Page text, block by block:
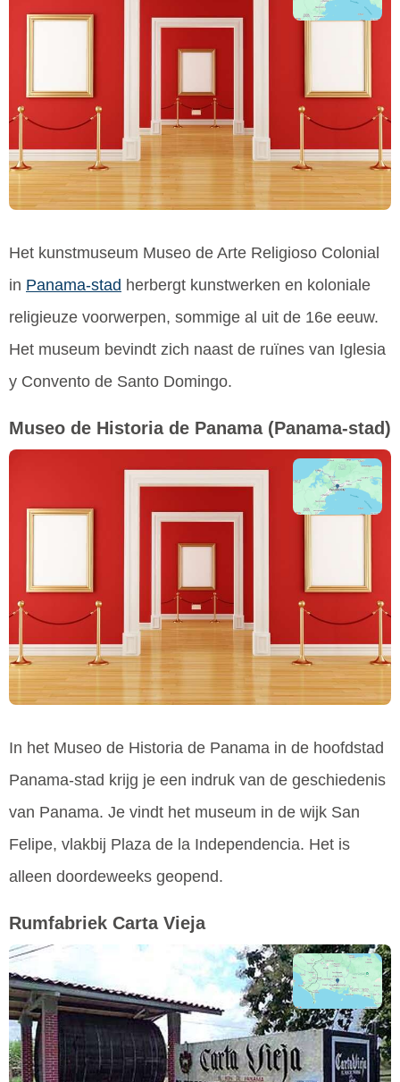
Het kunstmuseum Museo de Arte Religioso Colonial
in Panama-stad herbergt kunstwerken en koloniale
religieuze voorwerpen, sommige al uit de 16e eeuw.
Het museum bevindt zich naast de ruïnes van Iglesia
y Convento de Santo Domingo.
Museo de Historia de Panama (Panama-stad)
In het Museo de Historia de Panama in de hoofdstad
Panama-stad krijg je een indruk van de geschiedenis
van Panama. Je vindt het museum in de wijk San
Felipe, vlakbij Plaza de la Independencia. Het is
alleen doordeweeks geopend.
Rumfabriek Carta Vieja